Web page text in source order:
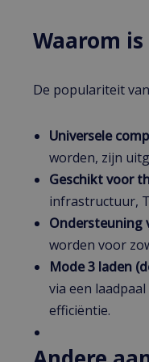
Waarom
De populariteit
Universele
worden, zijn
Geschikt voor
infrastructuur,
Ondersteuning
worden voor
Mode 3 laden
via een
efficiëntie.